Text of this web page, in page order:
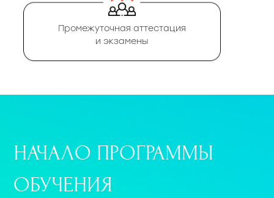
Промежуточная аттестация
и экзамены
НАЧАЛО ПРОГРАММЫ
ОБУЧЕНИЯ